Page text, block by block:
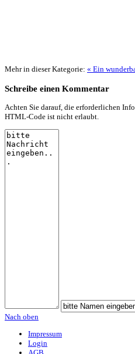
Mehr in dieser Kategorie: « Ein
Schreibe einen Kommentar
Achten Sie darauf, die erforderlichen
HTML-Code ist nicht erlaubt.
Nach oben
Impressum
Login